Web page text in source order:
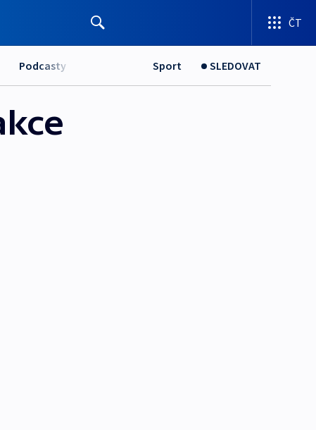
ČT
Podcasty Sport SLEDOVAT